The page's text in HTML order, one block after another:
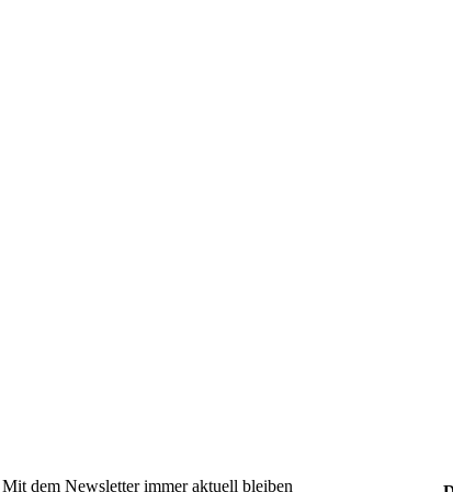
Mit dem Newsletter immer aktuell bleiben